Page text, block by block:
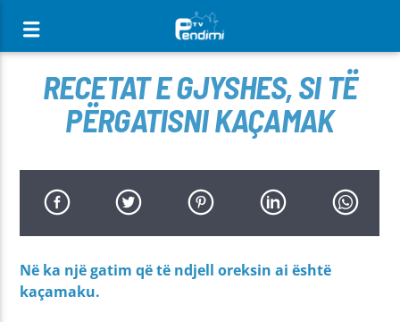
RECETAT E GJYSHES, SI TË
PËRGATISNI KAÇAMAK
Në ka një gatim që të ndjell oreksin ai është
kaçamaku.